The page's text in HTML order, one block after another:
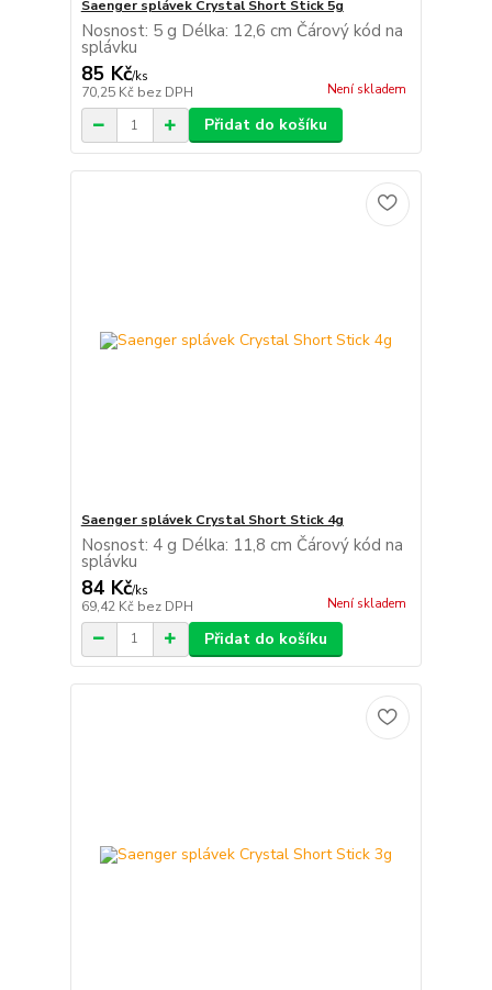
Saenger splávek Crystal Short Stick 5g
Nosnost: 5 g Délka: 12,6 cm Čárový kód na
splávku
85 Kč/ks
70,25 Kč bez DPH Není skladem
Přidat do košíku
Saenger splávek Crystal Short Stick 4g
Nosnost: 4 g Délka: 11,8 cm Čárový kód na
splávku
84 Kč/ks
69,42 Kč bez DPH Není skladem
Přidat do košíku